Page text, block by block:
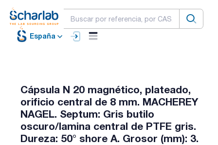
España
Cápsula N 20 magnético, plateado,
orificio central de 8 mm. MACHEREY
NAGEL. Septum: Gris butilo
oscuro/lamina central de PTFE gris.
Dureza: 50° shore A. Grosor (mm): 3.